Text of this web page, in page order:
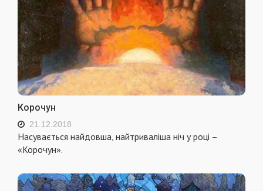
Корочун
21.12.2018
Насувається найдовша, найтриваліша ніч у році –
«Корочун».